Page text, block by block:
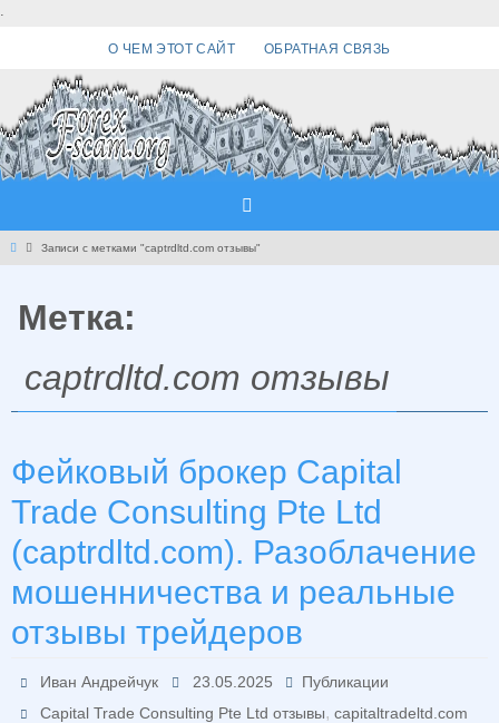
.
О ЧЕМ ЭТОТ САЙТ ОБРАТНАЯ СВЯЗЬ
Главная
Записи с метками "captrdltd.com отзывы"
Метка:
captrdltd.com отзывы
Фейковый брокер Capital
Trade Consulting Pte Ltd
(captrdltd.com). Разоблачение
мошенничества и реальные
отзывы трейдеров
Иван Андрейчук 23.05.2025
Публикации
Capital Trade Consulting Pte Ltd отзывы,capitaltradeltd.com